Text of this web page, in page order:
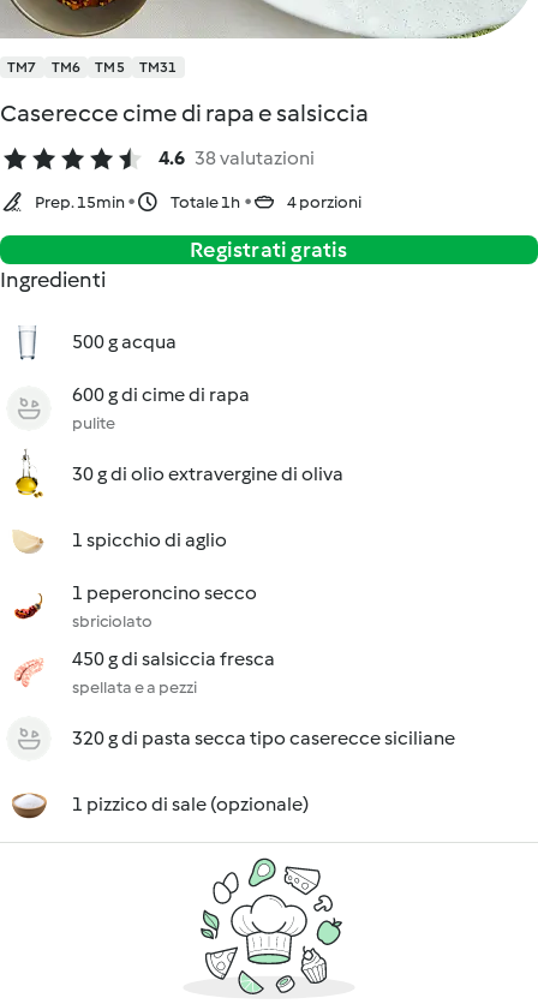
TM7 TM6 TM5 TM31
Caserecce cime di rapa e salsiccia
4.6 38 valutazioni
Prep. 15min Totale 1h 4 porzioni
Registrati gratis
Ingredienti
500 g acqua
600 g di cime di rapa
pulite
30 g di olio extravergine di oliva
1 spicchio di aglio
1 peperoncino secco
sbriciolato
450 g di salsiccia fresca
spellata e a pezzi
320 g di pasta secca tipo caserecce siciliane
1 pizzico di sale (opzionale)